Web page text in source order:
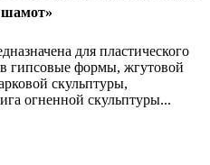
для пластического
гипсовые формы, жгутовой
скульптуры,
огненной скульптуры...